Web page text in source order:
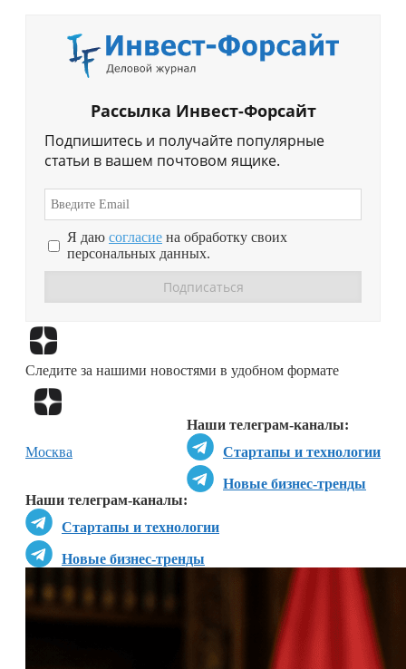
Рассылка Инвест-Форсайт
Подпишитесь и получайте популярные
статьи в вашем почтовом ящике.
Я даю согласие на обработку своих
персональных данных.
Следите за нашими новостями в удобном формате
Наши телеграм-каналы:
Стартапы и технологии
Новые бизнес-тренды
Наши телеграм-каналы:
Стартапы и технологии
Новые бизнес-тренды
Москва